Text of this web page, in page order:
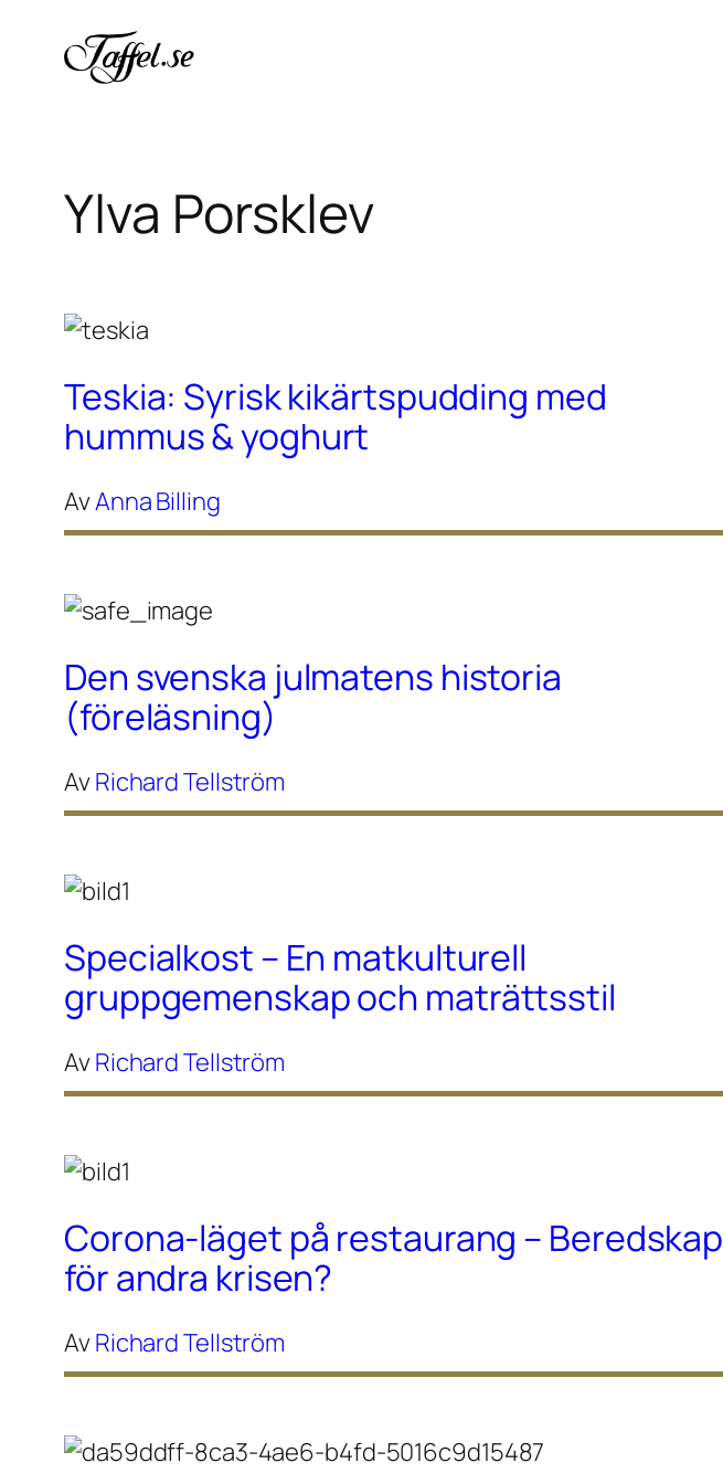
innehåll
Ylva Porsklev
Teskia: Syrisk kikärtspudding med
hummus & yoghurt
AvAnna Billing
Den svenska julmatens historia
(föreläsning)
AvRichard Tellström
Specialkost – En matkulturell
gruppgemenskap och maträttsstil
AvRichard Tellström
Corona-läget på restaurang – Beredskap
för andra krisen?
AvRichard Tellström